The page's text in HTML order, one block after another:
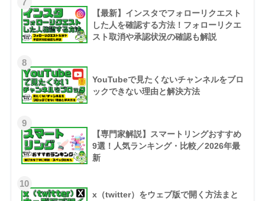
7
【最新】インスタでフォローリクエスト
した人を確認する方法！フォローリクエ
スト取消や承認状況の確認も解説
8
YouTubeで見たくないチャンネルをブロ
ックできない理由と解決方法
9
【専門家解説】スマートリングおすすめ
9選！人気ランキング・比較／2026年最
新
10
x（twitter）をウェブ版で開く方法まと